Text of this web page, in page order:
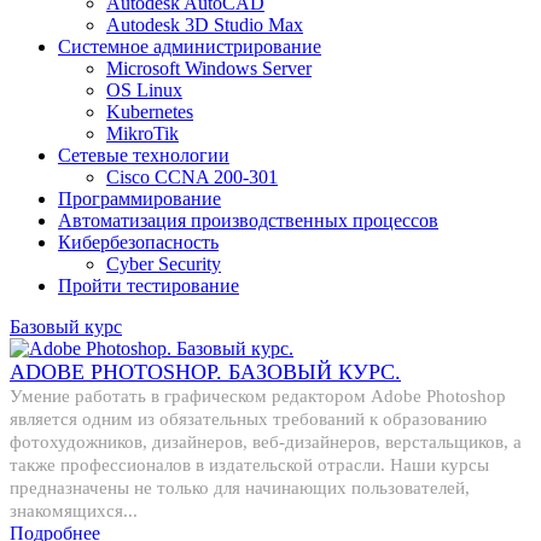
Autodesk 3D Studio Max
Системное администрирование
Microsoft Windows Server
OS Linux
Kubernetes
MikroTik
Сетевые технологии
Cisco CCNA 200-301
Программирование
Автоматизация производственных процессов
Кибербезопасность
Cyber Security
Пройти тестирование
Базовый курс
ADOBE PHOTOSHOP. БАЗОВЫЙ КУРС.
Умение работать в графическом редактором Adobe Photoshop
является одним из обязательных требований к образованию
фотохудожников, дизайнеров, веб-дизайнеров, верстальщиков, а
также профессионалов в издательской отрасли. Наши курсы
предназначены не только для начинающих пользователей,
знакомящихся...
Подробнее